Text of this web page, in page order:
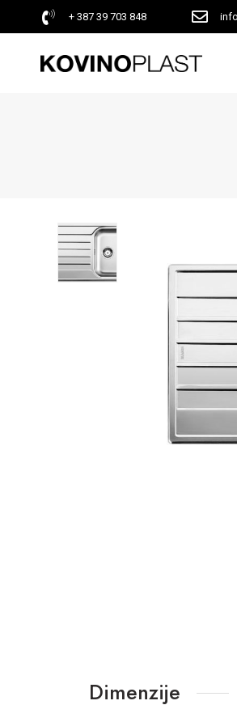
+ 387 39 703 848
Dimenzije